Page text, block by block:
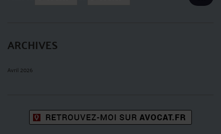
ARCHIVES
Avril 2026